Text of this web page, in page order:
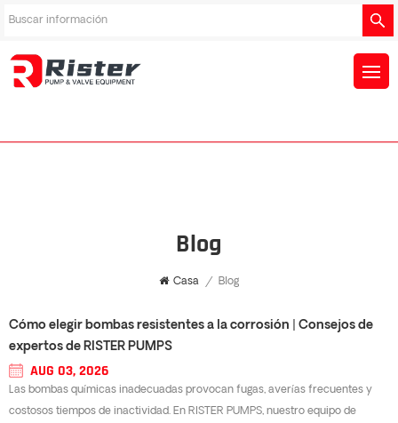
Blog
Casa / Blog
Cómo elegir bombas resistentes a la corrosión | Consejos de
expertos de RISTER PUMPS
AUG 03, 2026
Las bombas químicas inadecuadas provocan fugas, averías frecuentes y
costosos tiempos de inactividad. En RISTER PUMPS, nuestro equipo de